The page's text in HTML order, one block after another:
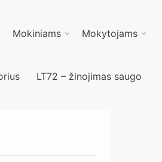
Mokiniams Mokytojams
LT72 – žinojimas saugo